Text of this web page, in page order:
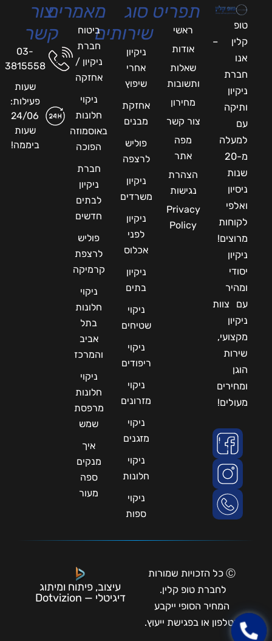
טופ
קלין –
אנו
חברת
ניקיון
ותיקה
עם
למעלה
מ-20
שנות
ניסיון
ואלפי
לקוחות
מרוצים!
ניקיון
יסודי
ומהיר
עם צוות
ניקיון
מקצועי,
שירות
הוגן
ומחירים
מעולים!
תפריט
ראשי
אודות
שאלות
ותשובות
מחירון
צור קשר
מפה
אתר
הצהרת
נגישות
Privacy
Policy
סוג
שירותים
ניקיון
אחרי
שיפוץ
אחזקת
מבנים
פוליש
לרצפה
ניקיון
משרדים
ניקיון
לפני
אכלוס
ניקיון
בתים
ניקוי
שטיחים
ניקוי
ריפודים
ניקוי
מזרונים
ניקוי
מזגנים
ניקוי
חלונות
ניקוי
ספות
מאמרים
ביטוח
חברת
ניקיון /
אחזקה
ניקוי
חלונות
באוסמוזה
הפוכה
חברת
ניקיון
לבתים
חדשים
פוליש
לרצפת
קרמיקה
ניקוי
חלונות
בתל
אביב
והמרכז
ניקוי
חלונות
מרפסת
שמש
איך
מנקים
ספה
מעור
צור
קשר
03-
3815558
שעות
פעילות:
24/06
שעות
ביממה!
Ⓒ כל הזכויות שמורות
לחברת טופ קלין.
המחיר הסופי ייקבע
בטלפון או בפגישת ייעוץ.
עיצוב, פיתוח ומיתוג
דיגיטלי — Dotvizion